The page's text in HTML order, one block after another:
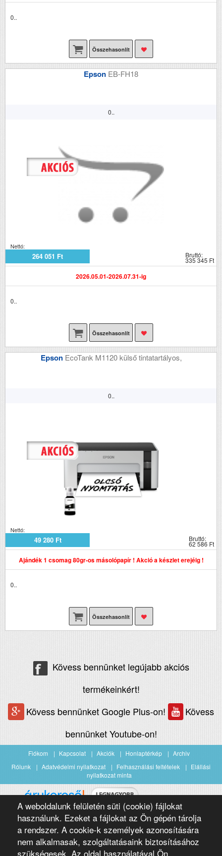
0..
Összehasonlít
Epson EB-FH18
0..
Nettó:
264 051 Ft Bruttó:
335 345 Ft
2026.05.01-2026.07.31-ig
0..
Összehasonlít
Epson EcoTank M1120 külső tintatartályos,
0..
Nettó:
49 280 Ft Bruttó:
62 586 Ft
Ajándék 1 csomag 80gr-os másolópapír ! Akció a készlet erejéig !
0..
Összehasonlít
A weboldalunk felületén süti (cookie) fájlokat
használunk. Ezeket a fájlokat az Ön gépén tárolja
a rendszer. A cookie-k személyek azonosítására
nem alkalmasak, szolgáltatásaink biztosításához
szükségesek. Az oldal használatával Ön
Kövess bennünket legújabb akciós
termékeinkért!
Kövess bennünket Google Plus-on!
Kövess
bennünket Youtube-on!
Fiókom Kapcsolat Akciók Honlaptérkép
Archiv
Rólunk
Adatvédelmi nyilatkozat Felhasználási feltételek
Elállási
nyilatkozat minta